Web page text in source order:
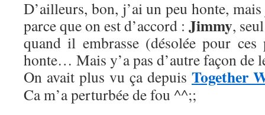
D’ailleurs, bon, j’ai un peu honte,
parce que on est d’accord : Jimmy,
quand il embrasse (désolée pour
honte… Mais y’a pas d’autre façon de
On avait plus vu ça depuis Together
Ca m’a perturbée de fou ^^;;